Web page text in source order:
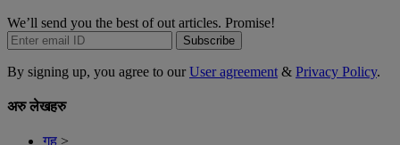
We’ll send you the best of out articles. Promise!
Subscribe
By signing up, you agree to ourUser agreement & Privacy Policy.
अरु लेखहरु
गृह >